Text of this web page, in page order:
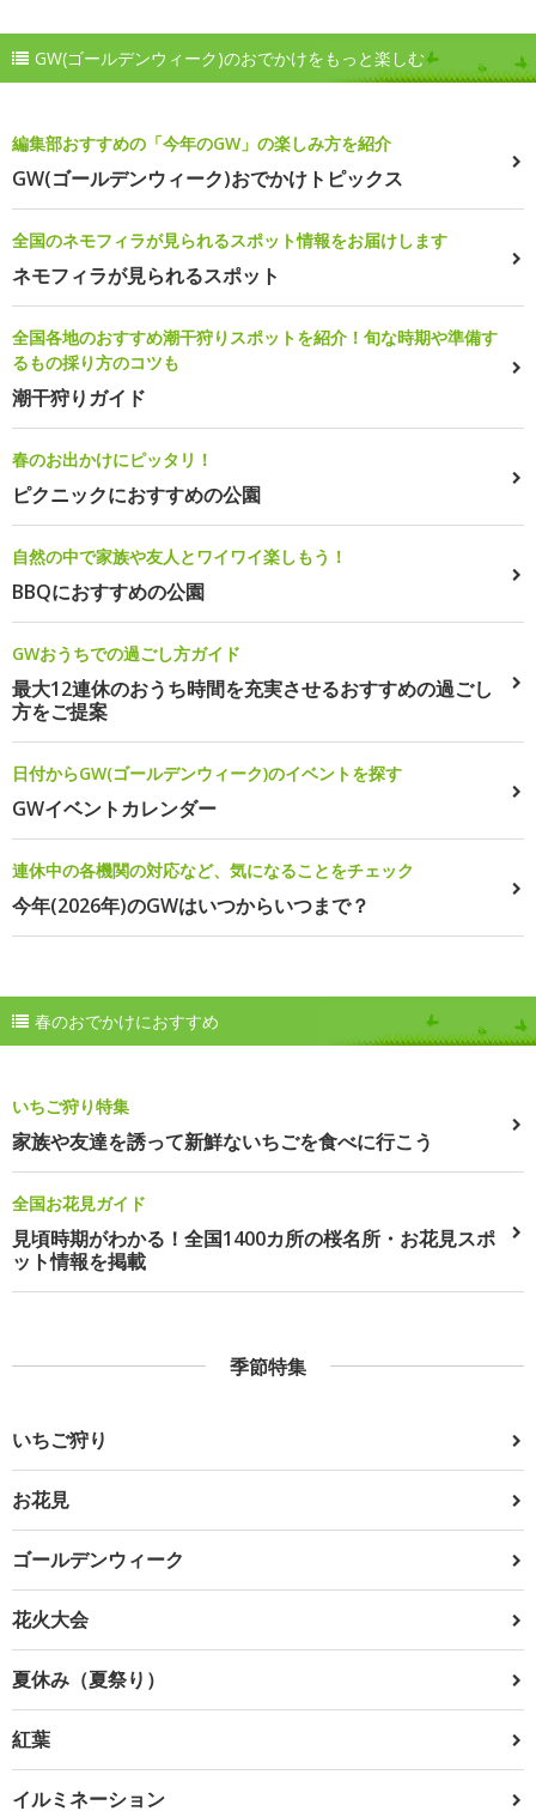
GW(ゴールデンウィーク)のおでかけをもっと楽しむ
編集部おすすめの「今年のGW」の楽しみ方を紹介
GW(ゴールデンウィーク)おでかけトピックス
全国のネモフィラが見られるスポット情報をお届けします
ネモフィラが見られるスポット
全国各地のおすすめ潮干狩りスポットを紹介！旬な時期や準備す
るもの採り方のコツも
潮干狩りガイド
春のお出かけにピッタリ！
ピクニックにおすすめの公園
自然の中で家族や友人とワイワイ楽しもう！
BBQにおすすめの公園
GWおうちでの過ごし方ガイド
最大12連休のおうち時間を充実させるおすすめの過ごし
方をご提案
日付からGW(ゴールデンウィーク)のイベントを探す
GWイベントカレンダー
連休中の各機関の対応など、気になることをチェック
今年(2026年)のGWはいつからいつまで？
春のおでかけにおすすめ
いちご狩り特集
家族や友達を誘って新鮮ないちごを食べに行こう
全国お花見ガイド
見頃時期がわかる！全国1400カ所の桜名所・お花見スポ
ット情報を掲載
季節特集
いちご狩り
お花見
ゴールデンウィーク
花火大会
夏休み（夏祭り）
紅葉
イルミネーション